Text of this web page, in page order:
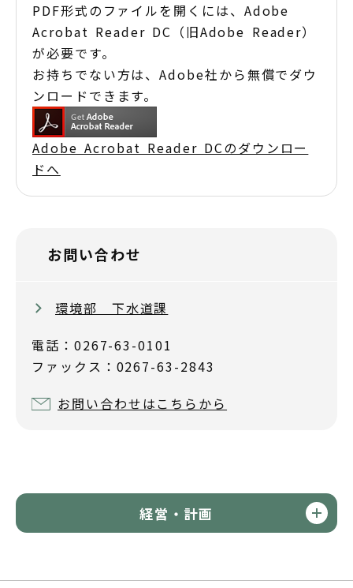
PDF形式のファイルを開くには、Adobe
Acrobat Reader DC（旧Adobe Reader）
が必要です。
お持ちでない方は、Adobe社から無償でダウ
ンロードできます。
Adobe Acrobat Reader DCのダウンロー
ドへ
お問い合わせ
環境部 下水道課
電話：0267-63-0101
ファックス：0267-63-2843
お問い合わせはこちらから
経営・計画